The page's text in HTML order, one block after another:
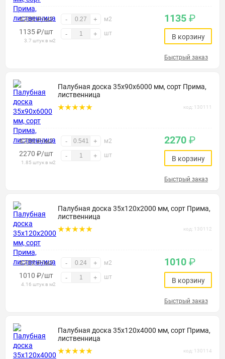
4200 ₽/м2 - + м2
1135₽/шт
3.7 штук в м2
- + шт
1135 ₽
В корзину
Быстрый заказ
Палубная доска 35х90х6000 мм, сорт Прима,
лиственница
код: 130111
4200 ₽/м2 - + м2
2270 ₽/шт
1.85 штук в м2
- + шт
2270 ₽
В корзину
Быстрый заказ
Палубная доска 35х120х2000 мм, сорт Прима,
лиственница
код: 130112
4202 ₽/м2 - + м2
1010 ₽/шт
4.16 штук в м2
- + шт
1010 ₽
В корзину
Быстрый заказ
Палубная доска 35х120х4000 мм, сорт Прима,
лиственница
код: 130114